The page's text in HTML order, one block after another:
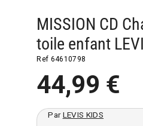
MISSION CD
toile enfant
Ref 64610798
44,99 €
ParLEVIS KIDS